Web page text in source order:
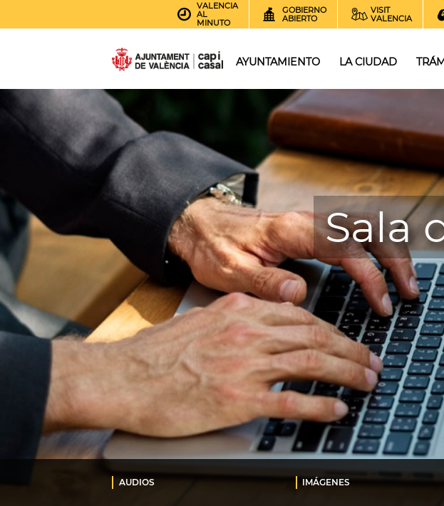
VALENCIA
AL
MINUTO
GOBIERNO
ABIERTO
VISIT
VALENCIA
AYUNTAMIENTO LA CIUDAD
Sala
AUDIOS IMÁGENES